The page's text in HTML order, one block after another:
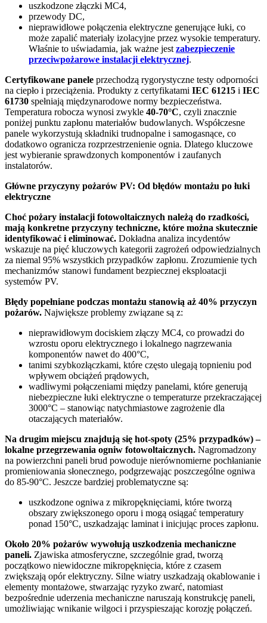
uszkodzone złączki MC4,
przewody DC,
nieprawidłowe połączenia elektryczne generujące łuki, co
może zapalić materiały izolacyjne przez wysokie temperatury.
Właśnie to uświadamia, jak ważne jest zabezpieczenie
przeciwpożarowe instalacji elektrycznej.
Certyfikowane panele przechodzą rygorystyczne testy odporności
na ciepło i przeciążenia. Produkty z certyfikatami IEC 61215 i IEC
61730 spełniają międzynarodowe normy bezpieczeństwa.
Temperatura robocza wynosi zwykle 40-70°C, czyli znacznie
poniżej punktu zapłonu materiałów budowlanych. Współczesne
panele wykorzystują składniki trudnopalne i samogasnące, co
dodatkowo ogranicza rozprzestrzenienie ognia. Dlatego kluczowe
jest wybieranie sprawdzonych komponentów i zaufanych
instalatorów.
Główne przyczyny pożarów PV: Od błędów montażu po łuki
elektryczne
Choć pożary instalacji fotowoltaicznych należą do rzadkości,
mają konkretne przyczyny techniczne, które można skutecznie
identyfikować i eliminować. Dokładna analiza incydentów
wskazuje na pięć kluczowych kategorii zagrożeń odpowiedzialnych
za niemal 95% wszystkich przypadków zapłonu. Zrozumienie tych
mechanizmów stanowi fundament bezpiecznej eksploatacji
systemów PV.
Błędy popełniane podczas montażu stanowią aż 40% przyczyn
pożarów. Największe problemy związane są z:
nieprawidłowym dociskiem złączy MC4, co prowadzi do
wzrostu oporu elektrycznego i lokalnego nagrzewania
komponentów nawet do 400°C,
tanimi szybkozłączkami, które często ulegają topnieniu pod
wpływem obciążeń prądowych,
wadliwymi połączeniami między panelami, które generują
niebezpieczne łuki elektryczne o temperaturze przekraczającej
3000°C – stanowiąc natychmiastowe zagrożenie dla
otaczających materiałów.
Na drugim miejscu znajdują się hot-spoty (25% przypadków) –
lokalne przegrzewania ogniw fotowoltaicznych. Nagromadzony
na powierzchni paneli brud powoduje nierównomierne pochłanianie
promieniowania słonecznego, podgrzewając poszczególne ogniwa
do 85-90°C. Jeszcze bardziej problematyczne są:
uszkodzone ogniwa z mikropęknięciami, które tworzą
obszary zwiększonego oporu i mogą osiągać temperatury
ponad 150°C, uszkadzając laminat i inicjując proces zapłonu.
Około 20% pożarów wywołują uszkodzenia mechaniczne
paneli. Zjawiska atmosferyczne, szczególnie grad, tworzą
początkowo niewidoczne mikropęknięcia, które z czasem
zwiększają opór elektryczny. Silne wiatry uszkadzają okablowanie i
elementy montażowe, stwarzając ryzyko zwarć, natomiast
bezpośrednie uderzenia mechaniczne naruszają konstrukcję paneli,
umożliwiając wnikanie wilgoci i przyspieszając korozję połączeń.